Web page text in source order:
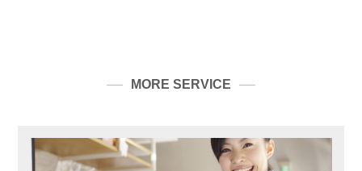
MORE SERVICE